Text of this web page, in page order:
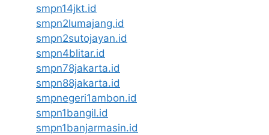
smpn14jkt.id
smpn2lumajang.id
smpn2sutojayan.id
smpn4blitar.id
smpn78jakarta.id
smpn88jakarta.id
smpnegeri1ambon.id
smpn1bangil.id
smpn1banjarmasin.id